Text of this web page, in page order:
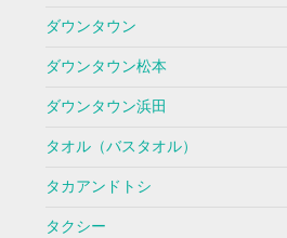
ダウンタウン
ダウンタウン松本
ダウンタウン浜田
タオル（バスタオル）
タカアンドトシ
タクシー